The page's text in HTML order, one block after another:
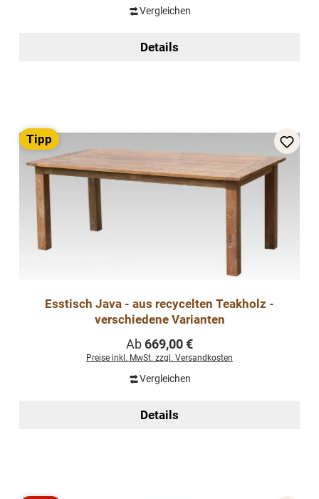
Vergleichen
Details
Tipp
Esstisch Java - aus recycelten Teakholz -
verschiedene Varianten
Regulärer Preis:
Ab669,00 €
Preise inkl. MwSt. zzgl. Versandkosten
Vergleichen
Details